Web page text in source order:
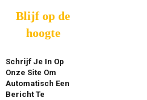
Blijf op de
hoogte
Schrijf Je In Op
Onze Site Om
Automatisch Een
Bericht Te